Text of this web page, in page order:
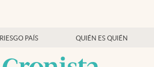
RIESGO PAÍS QUIÉN ES QUIÉN